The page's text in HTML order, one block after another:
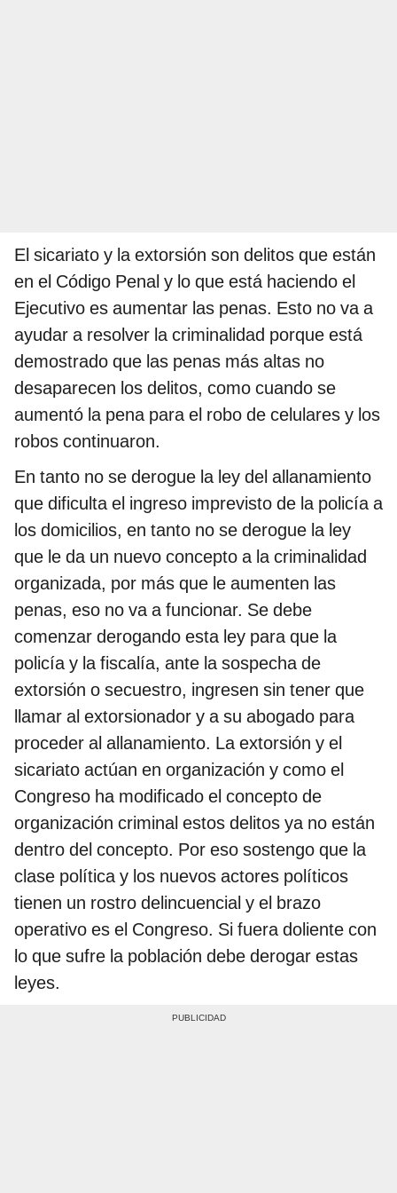
El sicariato y la extorsión son delitos que están
en el Código Penal y lo que está haciendo el
Ejecutivo es aumentar las penas. Esto no va a
ayudar a resolver la criminalidad porque está
demostrado que las penas más altas no
desaparecen los delitos, como cuando se
aumentó la pena para el robo de celulares y los
robos continuaron.
En tanto no se derogue la ley del allanamiento
que dificulta el ingreso imprevisto de la policía a
los domicilios, en tanto no se derogue la ley
que le da un nuevo concepto a la criminalidad
organizada, por más que le aumenten las
penas, eso no va a funcionar. Se debe
comenzar derogando esta ley para que la
policía y la fiscalía, ante la sospecha de
extorsión o secuestro, ingresen sin tener que
llamar al extorsionador y a su abogado para
proceder al allanamiento. La extorsión y el
sicariato actúan en organización y como el
Congreso ha modificado el concepto de
organización criminal estos delitos ya no están
dentro del concepto. Por eso sostengo que la
clase política y los nuevos actores políticos
tienen un rostro delincuencial y el brazo
operativo es el Congreso. Si fuera doliente con
lo que sufre la población debe derogar estas
leyes.